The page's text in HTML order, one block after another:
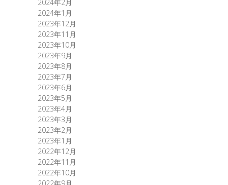
2024年2月
2024年1月
2023年12月
2023年11月
2023年10月
2023年9月
2023年8月
2023年7月
2023年6月
2023年5月
2023年4月
2023年3月
2023年2月
2023年1月
2022年12月
2022年11月
2022年10月